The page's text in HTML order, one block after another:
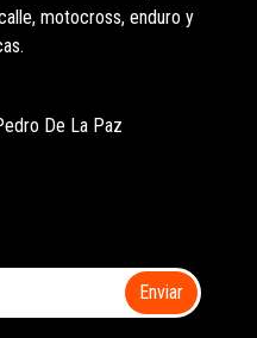
motocross, enduro y
De La Paz
Enviar